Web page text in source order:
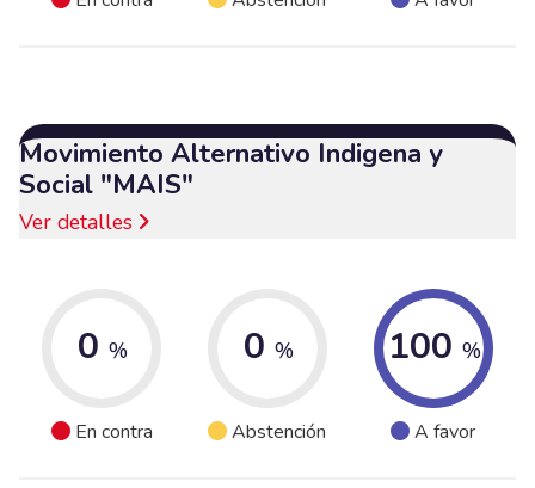
Movimiento Alternativo Indigena y
Social "MAIS"
Ver detalles
0 %
En contra
0 %
Abstención
100 %
A favor